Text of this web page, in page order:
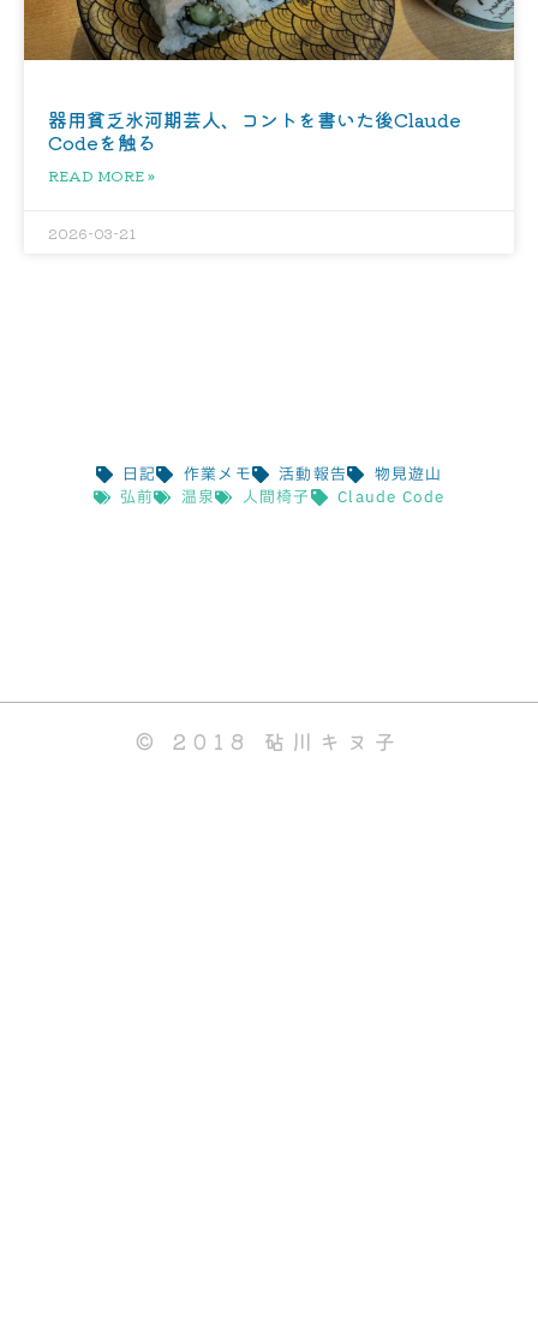
器用貧乏氷河期芸人、コントを書いた後Claude
Codeを触る
READ MORE »
2026-03-21
日記 作業メモ 活動報告
物見遊山
弘前
温泉 人間椅子 Claude Code
© 2018 砧川キヌ子